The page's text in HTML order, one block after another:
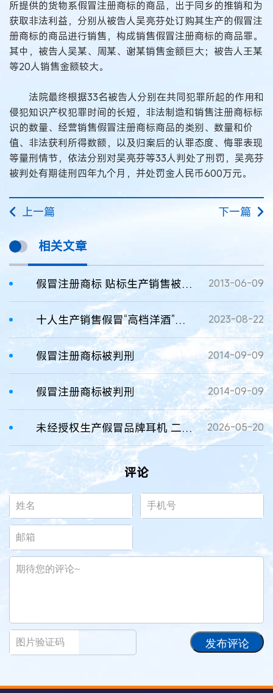
所提供的货物系假冒注册商标的商品，出于同乡的推销和为
获取非法利益，分别从被告人吴亮芬处订购其生产的假冒注
册商标的商品进行销售，构成销售假冒注册商标的商品罪。
其中，被告人吴某、周某、谢某销售金额巨大；被告人王某
等20人销售金额较大。
法院最终根据33名被告人分别在共同犯罪所起的作用和
侵犯知识产权犯罪时间的长短，非法制造和销售注册商标标
识的数量、经营销售假冒注册商标商品的类别、数量和价
值、非法获利所得数额，以及归案后的认罪态度、悔罪表现
等量刑情节，依法分别对吴亮芬等33人判处了刑罚，吴亮芬
被判处有期徒刑四年九个月，并处罚金人民币600万元。
上一篇 下一篇
相关文章
假冒注册商标 贴标生产销售被判刑 2013-06-09
十人生产销售假冒“高档洋酒”获刑 2023-08-22
假冒注册商标被判刑 2014-09-09
假冒注册商标被判刑 2014-09-09
未经授权生产假冒品牌耳机 二人因假冒注册商标罪被判刑 2026-05-20
评论
发布评论